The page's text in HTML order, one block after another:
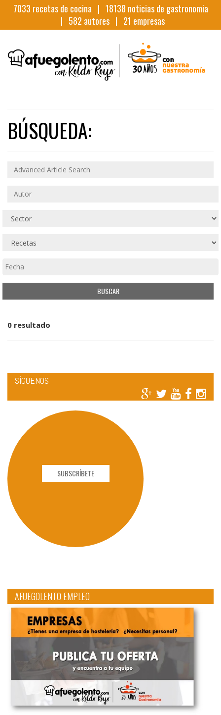
7033 recetas de cocina | 18138 noticias de gastronomia
| 582 autores | 21 empresas
BÚSQUEDA:
0 resultado
SÍGUENOS
SUBSCRÍBETE
AFUEGOLENTO EMPLEO